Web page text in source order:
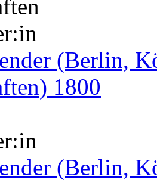
(Berlin,
1800
(Berlin,